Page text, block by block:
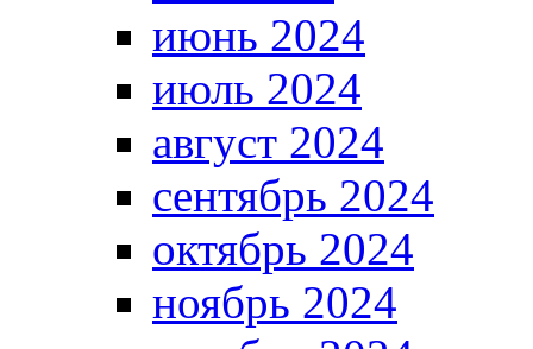
июнь 2024
июль 2024
август 2024
сентябрь 2024
октябрь 2024
ноябрь 2024